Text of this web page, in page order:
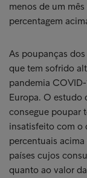
menos de um
percentagem
As poupanças
que tem sofrido
pandemia
Europa. O estudo
consegue poupar
insatisfeito com o
percentuais
países cujos
quanto ao valor